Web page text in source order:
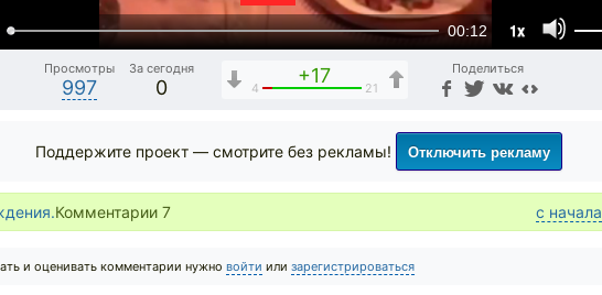
00:12 1x
Просмотры
997
За сегодня
0
+17
4 21
Поделиться
Поддержите проект — смотрите без рекламы! Отключить рекламу
Комментарии 7 с начала
и оценивать комментарии нужно войти или зарегистрироваться